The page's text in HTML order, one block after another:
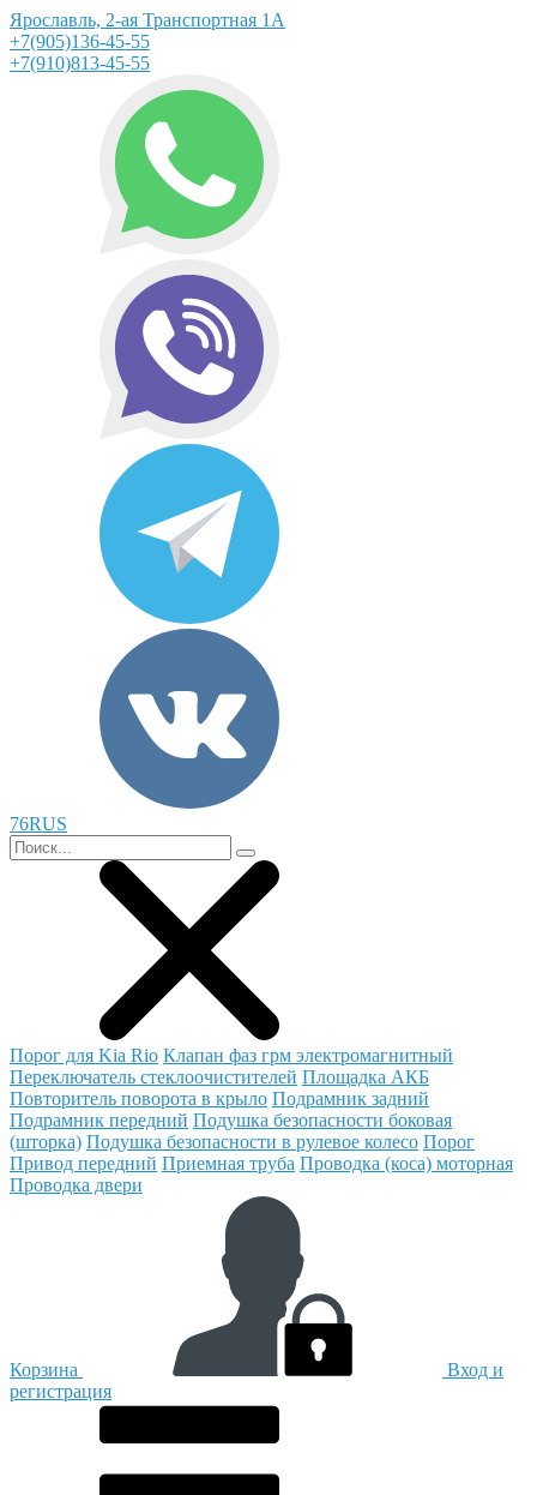
Ярославль, 2-ая Транспортная 1А
+7(905)136-45-55
+7(910)813-45-55
76RUS
Порог для Kia Rio Клапан фаз грм электромагнитный
Переключатель стеклоочистителей Площадка АКБ
Повторитель поворота в крыло Подрамник задний
Подрамник передний Подушка безопасности боковая
(шторка) Подушка безопасности в рулевое колесо Порог
Привод передний Приемная труба Проводка (коса) моторная
Проводка двери
Корзина
Вход и
регистрация